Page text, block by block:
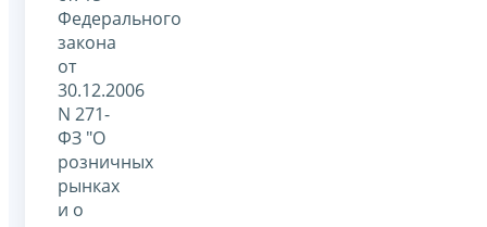
Федерального
закона
от
30.12.2006
N 271-
ФЗ "О
розничных
рынках
и о